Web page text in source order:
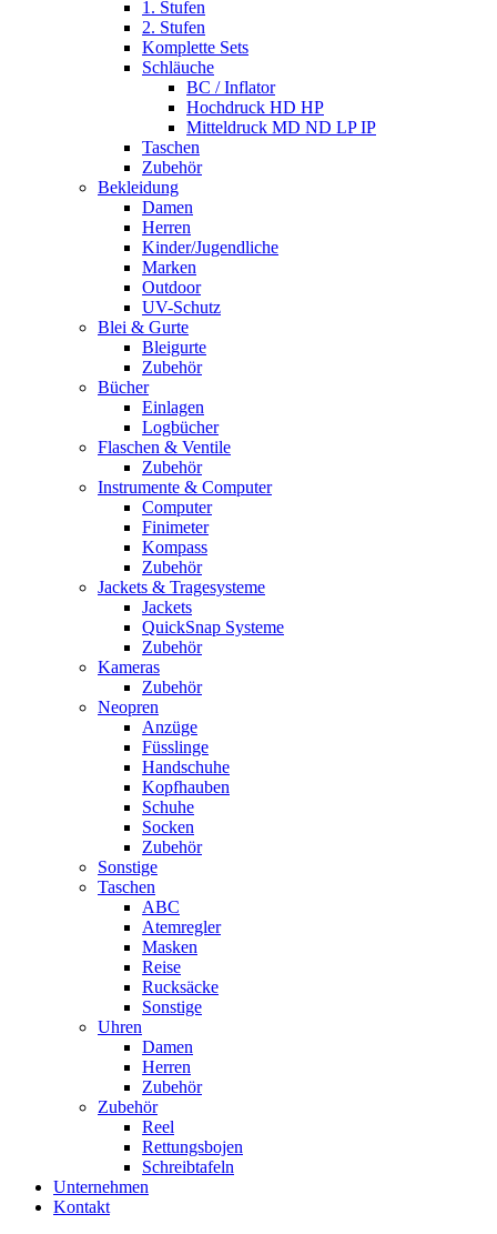
1. Stufen
2. Stufen
Komplette Sets
Schläuche
BC / Inflator
Hochdruck HD HP
Mitteldruck MD ND LP IP
Taschen
Zubehör
Bekleidung
Damen
Herren
Kinder/Jugendliche
Marken
Outdoor
UV-Schutz
Blei & Gurte
Bleigurte
Zubehör
Bücher
Einlagen
Logbücher
Flaschen & Ventile
Zubehör
Instrumente & Computer
Computer
Finimeter
Kompass
Zubehör
Jackets & Tragesysteme
Jackets
QuickSnap Systeme
Zubehör
Kameras
Zubehör
Neopren
Anzüge
Füsslinge
Handschuhe
Kopfhauben
Schuhe
Socken
Zubehör
Sonstige
Taschen
ABC
Atemregler
Masken
Reise
Rucksäcke
Sonstige
Uhren
Damen
Herren
Zubehör
Zubehör
Reel
Rettungsbojen
Schreibtafeln
Unternehmen
Kontakt